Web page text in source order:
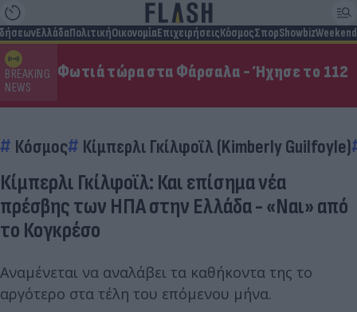
ΕλλάδαΠολιτικήΟικονομίαΕπιχειρήσειςΚόσμοςΣπορShowbizWeekend
BREAKING
NEWS
Φωτιά τώρα στα Φάρσαλα - Ήχησε το 112
Κόσμος Κίμπερλι Γκίλφοϊλ (Kimberly Guilfoyle)
Κίμπερλι Γκίλφοϊλ: Και επίσημα νέα
πρέσβης των ΗΠΑ στην Ελλάδα - «Ναι» από
το Κογκρέσο
Αναμένεται να αναλάβει τα καθήκοντα της το
αργότερο στα τέλη του επόμενου μήνα.